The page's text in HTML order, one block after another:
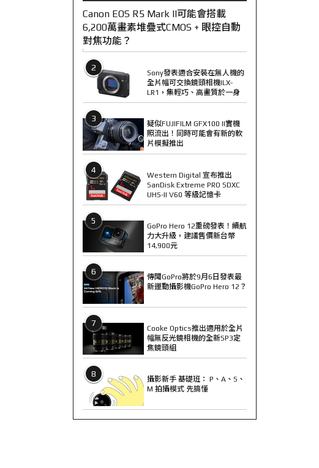
Canon EOS R5 Mark II可能會搭載
6,200萬畫素堆疊式CMOS + 眼控自動
對焦功能？
2
Sony發表適合安裝在無人機的
全片幅可交換鏡頭相機ILX-
LR1，集輕巧、高畫質於一身
3
疑似FUJIFILM GFX100 II實機
照流出！同時可能會有新的軟
片模擬推出
4
Western Digital 宣布推出
SanDisk Extreme PRO SDXC
UHS-II V60 等級記憶卡
5
GoPro Hero 12重磅發表！續航
力大升級，建議售價新台幣
14,900元
6
傳聞GoPro將於9月6日發表最
新運動攝影機GoPro Hero 12？
7
Cooke Optics推出適用於全片
幅無反光鏡相機的全新SP3定
焦鏡頭組
8
攝影新手 基礎班： P、A、S、
M 拍攝模式 先搞懂